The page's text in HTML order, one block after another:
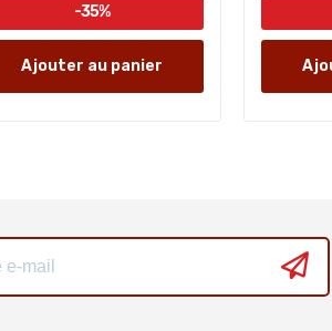
-35%
Ajouter au panier